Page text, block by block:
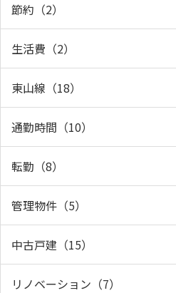
節約（2）
生活費（2）
東山線（18）
通勤時間（10）
転勤（8）
管理物件（5）
中古戸建（15）
リノベーション（7）